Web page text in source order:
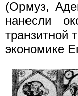
(Ормуз,
нанесли
транзитной
экономике